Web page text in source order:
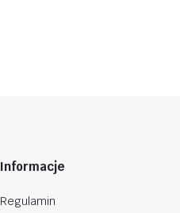
Informacje
Regulamin